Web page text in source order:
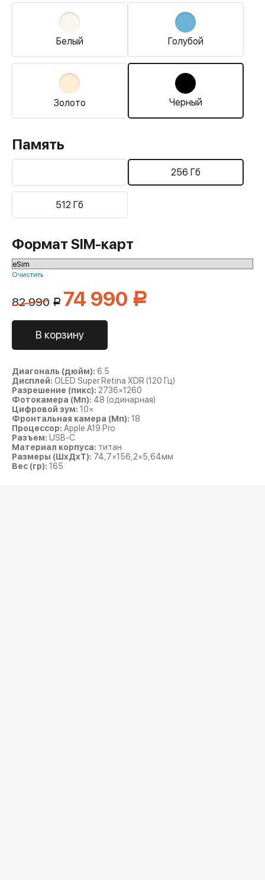
Белый Голубой
Золото Черный
Память
256 Гб
512 Гб
Формат SIM-карт
Очистить
82 990 Р 74 990 Р
В корзину
Диагональ (дюйм): 6.5
Дисплей: OLED Super Retina XDR (120 Гц)
Разрешение (пикс): 2736×1260
Фотокамера (Мп): 48 (одинарная)
Цифровой зум: 10×
Фронтальная камера (Мп): 18
Процессор: Apple A19 Pro
Разъем: USB-C
Материал корпуса: титан
Размеры (ШxДxТ): 74,7×156,2×5,64мм
Вес (гр): 165